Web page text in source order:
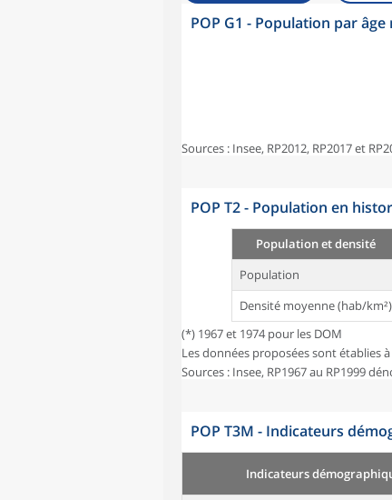
POP G1 - Population par
Sources : Insee, RP2012, RP2017 et
POP T2 - Population en
Population et densité
Population
Densité moyenne (hab/km²)
(*) 1967 et 1974 pour les DOM
Les données proposées sont établies
Sources : Insee, RP1967 au RP1999
POP T3M - Indicateurs
Indicateurs